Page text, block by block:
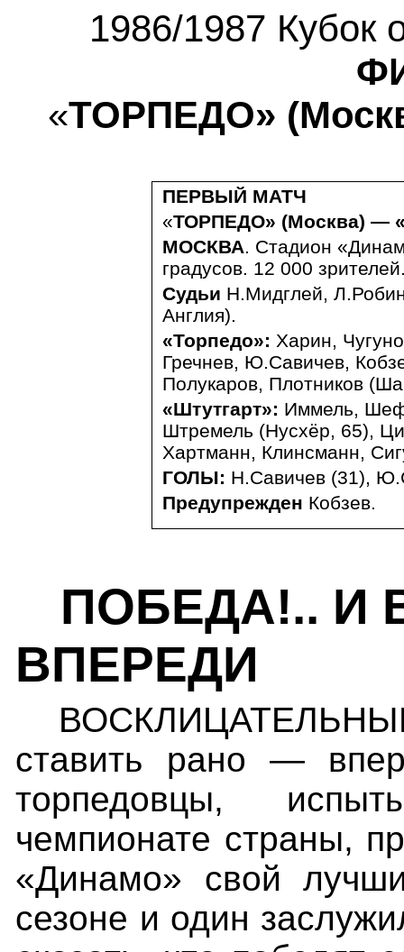
1986/1987 Кубок
«ТОРПЕДО»
ПЕРВЫЙ МАТЧ
«ТОРПЕДО» (Москва) —
МОСКВА. Стадион
градусов. 12 000
Судьи Н.Мидглей,
Англия).
«Торпедо»: Харин,
Гречнев, Ю.Савичев,
Полукаров, Плотников
«Штутгарт»: Иммель,
Штремель (Нусхёр, 65),
Хартманн, Клинсманн,
ГОЛЫ: Н.Савичев (31),
Предупрежден Кобзев.
ПОБЕДА!.. И
ВПЕРЕДИ
ставить рано —
торпедовцы,
чемпионате страны,
«Динамо» свой
сезоне и один